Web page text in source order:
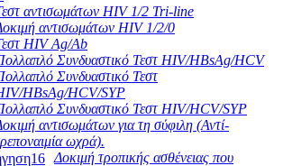
αντισωμάτων HIV 1/2 Tri-line
αντισωμάτων HIV 1/2/0
HIV Ag/Ab
Συνδυαστικό Τεστ HIV/HBsAg/HCV
Συνδυαστικό Τεστ
HBsAg/HCV/SYP
Συνδυαστικό Τεστ HIV/HCV/SYP
αντισωμάτων για τη σύφιλη (Αντί-
ωχρά).
Δοκιμή τροπικής ασθένειας που